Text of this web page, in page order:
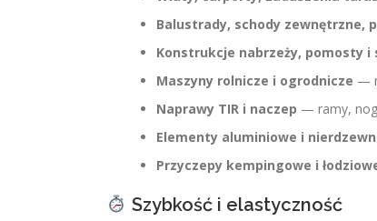
Balustrady, schody zewnętrzne,
Konstrukcje nabrzeży, pomosty i
Maszyny rolnicze i ogrodnicze —
Naprawy TIR i naczep — ramy,
Elementy aluminiowe i
Przyczepy kempingowe i
Szybkość i elastyczność